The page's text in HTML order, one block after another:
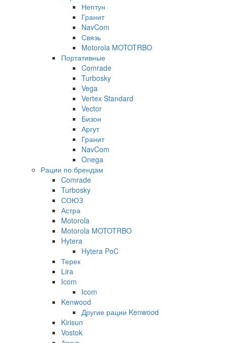
Нептун
Гранит
NavCom
Связь
Motorola MOTOTRBO
Портативные
Comrade
Turbosky
Vega
Vertex Standard
Vector
Бизон
Аргут
Гранит
NavCom
Onega
Рации по брендам
Comrade
Turbosky
СОЮЗ
Астра
Motorola
Motorola MOTOTRBO
Hytera
Hytera PoC
Терек
Lira
Icom
Icom
Kenwood
Другие рации Kenwood
Kirisun
Vostok